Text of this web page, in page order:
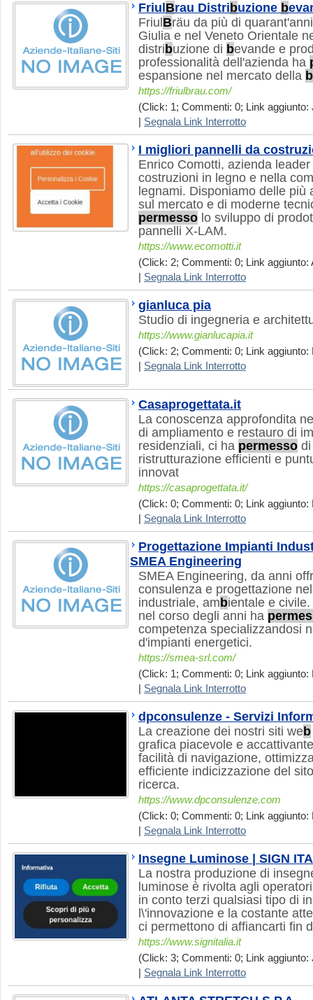
Friul Brau Distri buzione b
Friul Bräu da più di
Giulia e nel Veneto Orientale
distri buzione di bevande e
professionalità dell'azienda ha
espansione nel mercato della b
https://friulbrau.com/
(Click: 1; Commenti: 0; Link aggiunto:
Segnala Link Interrotto
I migliori pannelli da
Enrico Comotti, azienda
costruzioni in legno e nella
legnami. Disponiamo delle più
sul mercato e di moderne
permesso lo sviluppo di
pannelli X-LAM.
https://www.ecomotti.it
(Click: 2; Commenti: 0; Link aggiunto:
Segnala Link Interrotto
gianluca pia
Studio di ingegneria e
https://www.gianlucapia.it
(Click: 2; Commenti: 0; Link aggiunto:
Segnala Link Interrotto
Casaprogettata.it
La conoscenza approfondita
di ampliamento e restauro di
residenziali, ci ha permesso
ristrutturazione efficienti e
innovat
https://casaprogettata.it/
(Click: 0; Commenti: 0; Link aggiunto:
Segnala Link Interrotto
Progettazione Impianti
SMEA Engineering
SMEA Engineering, da anni
consulenza e progettazione
industriale, am bientale e
nel corso degli anni ha
competenza specializzandosi
d'impianti energetici.
https://smea-srl.com/
(Click: 1; Commenti: 0; Link aggiunto:
Segnala Link Interrotto
dpconsulenze - Servizi
La creazione dei nostri siti web
grafica piacevole e
facilità di navigazione,
efficiente indicizzazione del
ricerca.
https://www.dpconsulenze.com
(Click: 0; Commenti: 0; Link aggiunto:
Segnala Link Interrotto
Insegne Luminose | SIGN
La nostra produzione di
luminose è rivolta agli
in conto terzi qualsiasi tipo di
l\'innovazione e la costante
ci permettono di affiancarti fin
https://www.signitalia.it
(Click: 3; Commenti: 0; Link aggiunto:
Segnala Link Interrotto